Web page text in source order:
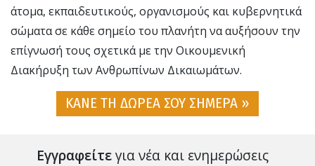
άτομα, εκπαιδευτικούς, οργανισμούς και κυβερνητικά
σώματα σε κάθε σημείο του πλανήτη να αυξήσουν την
επίγνωσή τους σχετικά με την Οικουμενική
Διακήρυξη των Ανθρωπίνων Δικαιωμάτων.
ΚΑΝΕ ΤΗ ΔΩΡΕΑ ΣΟΥ ΣΗΜΕΡΑ »
Εγγραφείτεγια νέα και ενημερώσεις